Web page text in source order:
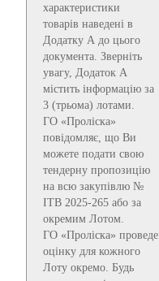
характеристики
товарів наведені в
Додатку А до цього
документа. Зверніть
увагу, Додаток А
містить інформацію за
3 (трьома) лотами.
ГО «Проліска»
повідомляє, що Ви
можете подати свою
тендерну пропозицію
на всю закупівлю №
ITB 2025-265 або за
окремим Лотом.
ГО «Проліска» проведе
оцінку для кожного
Лоту окремо. Будь